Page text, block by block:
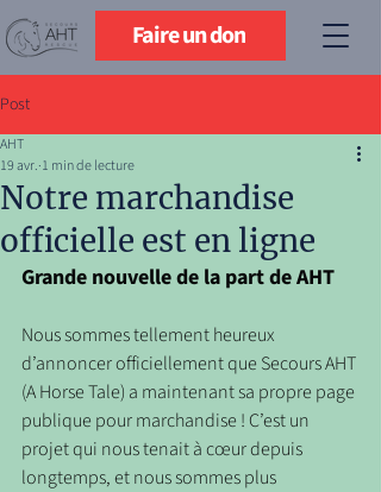
Faire un don
Post
Notre marchandise
officielle est en ligne
AHT
19 avr. 1 min de lecture
Grande nouvelle de la part de AHT
Nous sommes tellement heureux
d’annoncer officiellement que Secours AHT
(A Horse Tale) a maintenant sa propre page
publique pour marchandise ! C’est un
projet qui nous tenait à cœur depuis
longtemps, et nous sommes plus